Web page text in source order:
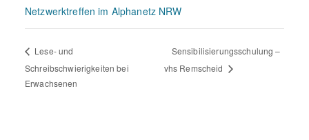
Netzwerktreffen im Alphanetz NRW
Lese- und
Schreibschwierigkeiten bei
Erwachsenen
Sensibilisierungsschulung –
vhs Remscheid